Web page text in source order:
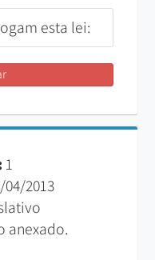
esta lei:
1
04/2013
anexado.